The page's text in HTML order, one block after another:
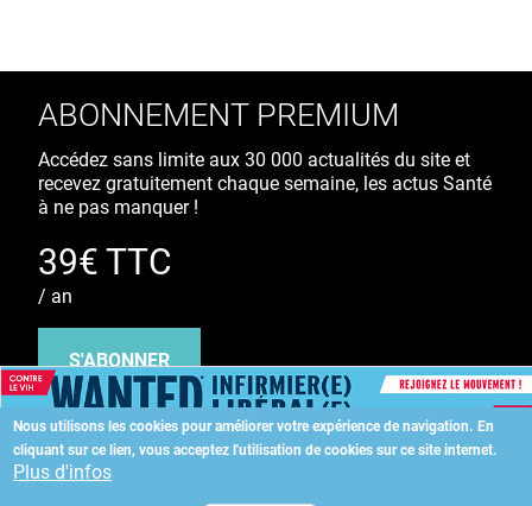
Nous utilisons les cookies pour améliorer votre expérience de navigation. En
cliquant sur ce lien, vous acceptez l'utilisation de cookies sur ce site internet.
Plus d'infos
ABONNEMENT PREMIUM
Accédez sans limite aux 30 000 actualités du site et
recevez gratuitement chaque semaine, les actus Santé
à ne pas manquer !
39€ TTC
/ an
S'ABONNER
Copyright©2026 ALLIEDHEALTH